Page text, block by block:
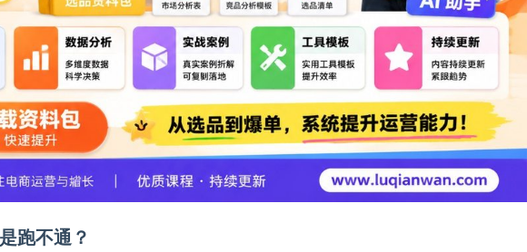
跑不通？